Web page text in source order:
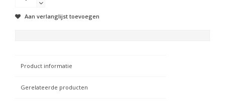
Aan verlanglijst toevoegen
Product informatie
Gerelateerde producten